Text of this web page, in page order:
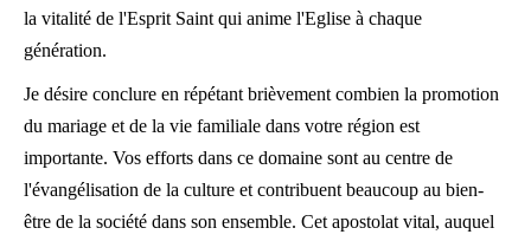
la vitalité de l'Esprit Saint qui anime l'Eglise à chaque
génération.
Je désire conclure en répétant brièvement combien la promotion
du mariage et de la vie familiale dans votre région est
importante. Vos efforts dans ce domaine sont au centre de
l'évangélisation de la culture et contribuent beaucoup au bien-
être de la société dans son ensemble. Cet apostolat vital, auquel